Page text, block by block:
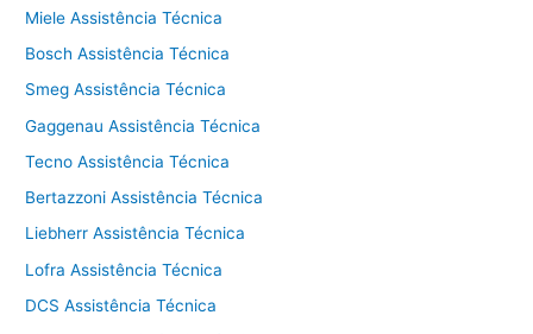
Miele Assistência Técnica
Bosch Assistência Técnica
Smeg Assistência Técnica
Gaggenau Assistência Técnica
Tecno Assistência Técnica
Bertazzoni Assistência Técnica
Liebherr Assistência Técnica
Lofra Assistência Técnica
DCS Assistência Técnica